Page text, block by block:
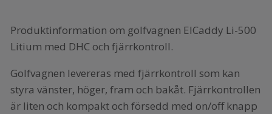
Produktinformation om golfvagnen ElCaddy Li-500
Litium med DHC och fjärrkontroll.
Golfvagnen levereras med fjärrkontroll som kan
styra vänster, höger, fram och bakåt. Fjärrkontrollen
är liten och kompakt och försedd med on/off knapp